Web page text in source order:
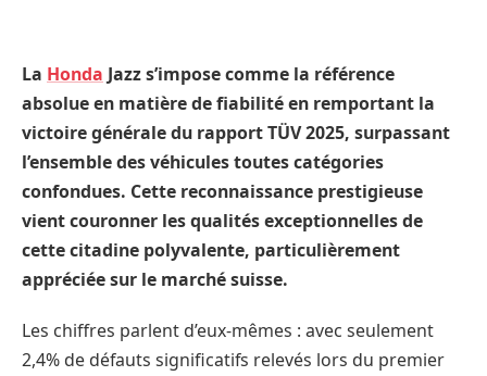
La Honda Jazz s’impose comme la référence
absolue en matière de fiabilité en remportant la
victoire générale du rapport TÜV 2025, surpassant
l’ensemble des véhicules toutes catégories
confondues. Cette reconnaissance prestigieuse
vient couronner les qualités exceptionnelles de
cette citadine polyvalente, particulièrement
appréciée sur le marché suisse.
Les chiffres parlent d’eux-mêmes : avec seulement
2,4% de défauts significatifs relevés lors du premier